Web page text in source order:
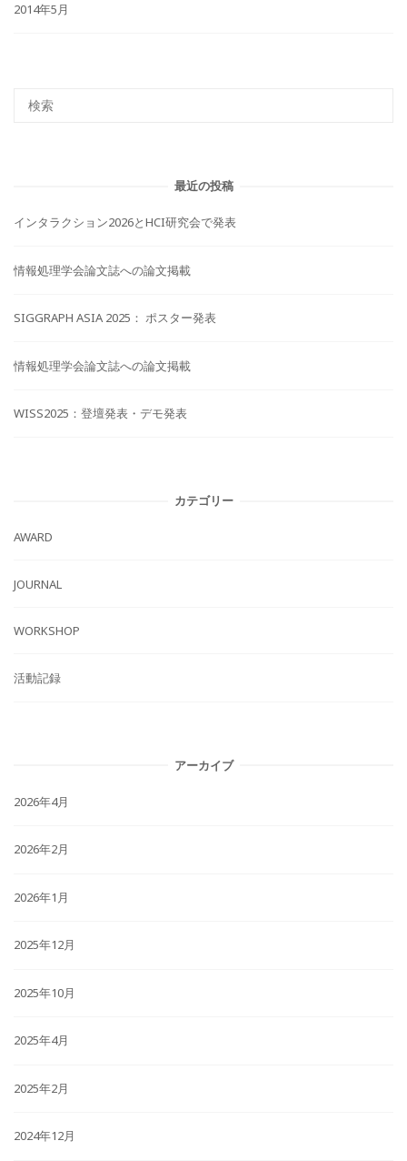
2014年5月
最近の投稿
インタラクション2026とHCI研究会で発表
情報処理学会論文誌への論文掲載
SIGGRAPH ASIA 2025： ポスター発表
情報処理学会論文誌への論文掲載
WISS2025：登壇発表・デモ発表
カテゴリー
AWARD
JOURNAL
WORKSHOP
活動記録
アーカイブ
2026年4月
2026年2月
2026年1月
2025年12月
2025年10月
2025年4月
2025年2月
2024年12月